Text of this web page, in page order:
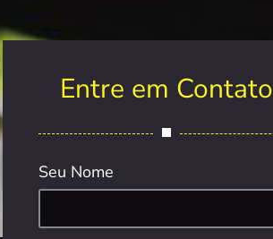
Entre em Contato
Seu Nome